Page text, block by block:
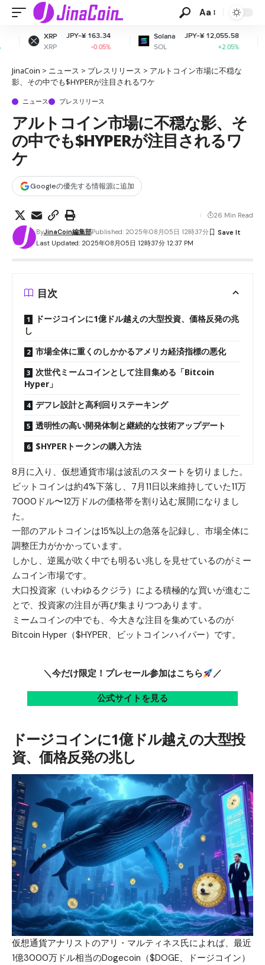
Aa
¥ 163.34
-0.05%
Solana
SOL
JPY-¥ 12,055.58
+2.05%
Dogecoin
DOGE
JinaCoin > ニュース > プレスリリース > アルトコイン市場に不穏な
影、その中でも$HYPERが注目されるワケ
ニュース プレスリリース
アルトコイン市場に不穏な影、そ
の中でも$HYPERが注目されるワ
ケ
Googleの優先する情報源に追加
Last Updated: 2025年08月05日 12時37分 12:37 PM
ByJinaCoin編集部Published: 2025年08月05日 12時37分
26 Min Read
目次
ドージコインに1億ドル越えの大型投資、価格反発の兆
し
市場全体に重くのしかかるアメリカ経済指標の悪化
次世代ミームコインとして注目集める「Bitcoin
Hyper」
デフレ設計と高利回りステーキング
透明性の高い開発体制と継続的な技術アップデート
$HYPERトークンの購入方法
8月に入り、仮想通貨市場は波乱のスタートを切りました。
ビットコインは約4%下落し、7月11日以来維持していた11万
7000ドル〜12万ドルの価格帯を割り込む展開になりまし
た。
一部のアルトコインは15%以上の急落を記録し、市場全体に
調整圧力がかかっています。
しかし、逆風が吹く中でも明るい兆しを見せているのがミー
ムコイン市場です。
大口投資家（いわゆるクジラ）による積極的な買いが進むこ
とで、投資家の注目が再び集まりつつあります。
ミームコインの中でも、今大きな注目を集めているのが
Bitcoin Hyper（$HYPER、ビットコインハイパー）です。
＼今だけ限定！プレセール参加はこちら ／
公式サイトを見る
ドージコインに1億ドル越えの大型投
資、価格反発の兆し
仮想通貨アナリストのアリ・マルティネス氏によれば、最近
1億3000万ドル相当のDogecoin（$DOGE、ドージコイン）